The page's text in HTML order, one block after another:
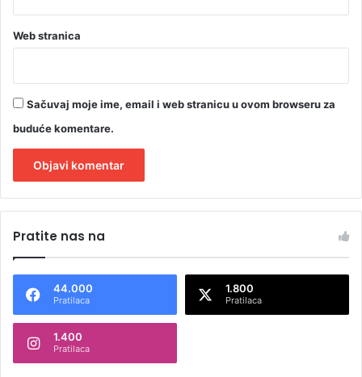
Web stranica
Sačuvaj moje ime, email i web stranicu u ovom browseru za
buduće komentare.
t
n
t
Pratite nas na
44.000
Pratilaca
1.800
Pratilaca
1.400
Pratilaca